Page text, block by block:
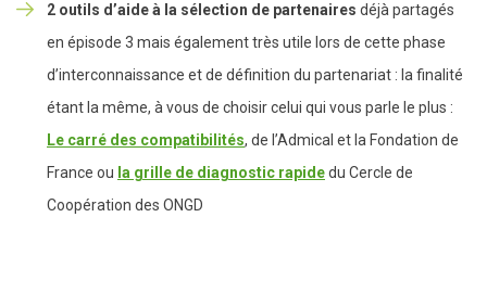
2 outils d’aide à la sélection de partenaires déjà partagés
en épisode 3 mais également très utile lors de cette phase
d’interconnaissance et de définition du partenariat : la finalité
étant la même, à vous de choisir celui qui vous parle le plus :
Le carré des compatibilités, de l’Admical et la Fondation de
France ou la grille de diagnostic rapidedu Cercle de
Coopération des ONGD